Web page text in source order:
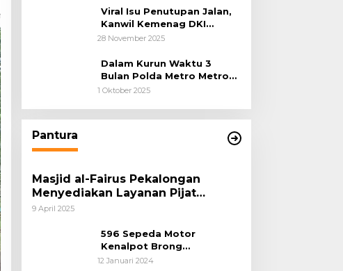
Hukum Sejak Awal
Viral Isu Penutupan Jalan,
Kanwil Kemenag DKI
Jakarta Luruskan Fakta
28 November 2025
Dalam Kurun Waktu 3
Bulan Polda Metro Metro
Ungkap 1,14 Ton Narkoba
1 Oktober 2025
Pantura
Masjid al-Fairus Pekalongan
Menyediakan Layanan Pijat
hingga Potong Rambut Gratis bagi
9 April 2025
596 Sepeda Motor
Kenalpot Brong
Diamankan Polres
12 Januari 2024